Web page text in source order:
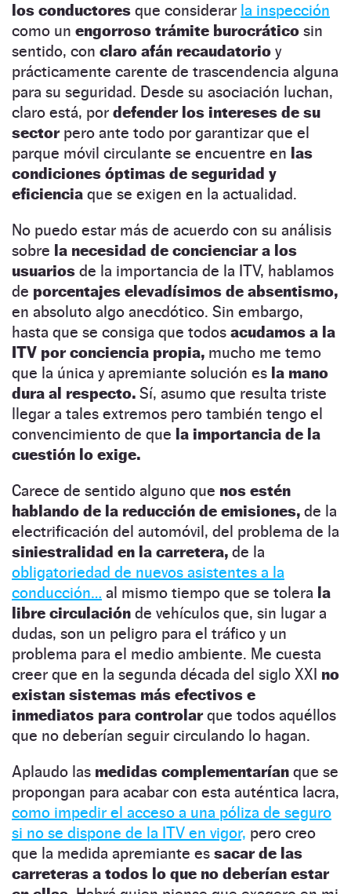
los conductores que considerar la inspección
como un engorroso trámite burocrático sin
sentido, con claro afán recaudatorio y
prácticamente carente de trascendencia alguna
para su seguridad. Desde su asociación luchan,
claro está, por defender los intereses de su
sectorpero ante todo por garantizar que el
parque móvil circulante se encuentre en las
condiciones óptimas de seguridad y
eficiencia que se exigen en la actualidad.
No puedo estar más de acuerdo con su análisis
sobre la necesidad de concienciar a los
usuarios de la importancia de la ITV, hablamos
de porcentajes elevadísimos de absentismo,
en absoluto algo anecdótico. Sin embargo,
hasta que se consiga que todos acudamos a la
ITV por conciencia propia, mucho me temo
que la única y apremiante solución es la mano
dura al respecto. Sí, asumo que resulta triste
llegar a tales extremos pero también tengo el
convencimiento de que la importancia de la
cuestión lo exige.
Carece de sentido alguno que nos estén
hablando de la reducción de emisiones, de la
electrificación del automóvil, del problema de la
siniestralidad en la carretera, de la
obligatoriedad de nuevos asistentes a la
conducción… al mismo tiempo que se tolera la
libre circulación de vehículos que, sin lugar a
dudas, son un peligro para el tráfico y un
problema para el medio ambiente. Me cuesta
creer que en la segunda década del siglo XXI no
existan sistemas más efectivos e
inmediatos para controlarque todos aquéllos
que no deberían seguir circulando lo hagan.
Aplaudo las medidas complementarían que se
propongan para acabar con esta auténtica lacra,
como impedir el acceso a una póliza de seguro
si no se dispone de la ITV en vigor, pero creo
que la medida apremiante es sacar de las
carreteras a todos lo que no deberían estar